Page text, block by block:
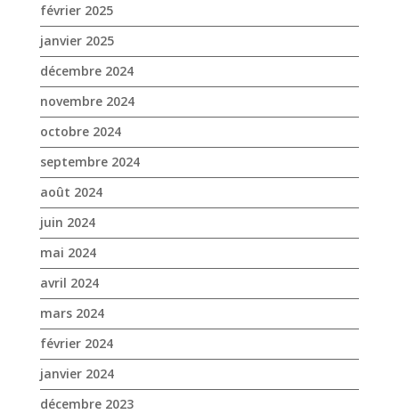
février 2025
janvier 2025
décembre 2024
novembre 2024
octobre 2024
septembre 2024
août 2024
juin 2024
mai 2024
avril 2024
mars 2024
février 2024
janvier 2024
décembre 2023